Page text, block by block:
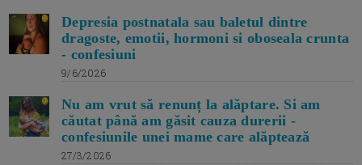
Depresia postnatala sau baletul dintre
dragoste, emotii, hormoni si oboseala crunta
- confesiuni
9/6/2026
Nu am vrut să renunț la alăptare. Si am
căutat până am găsit cauza durerii -
confesiunile unei mame care alăptează
27/3/2026